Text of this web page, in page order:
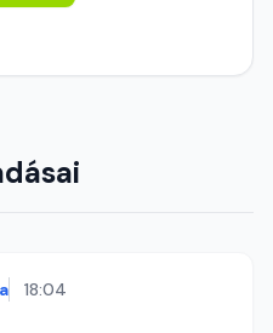
18:04